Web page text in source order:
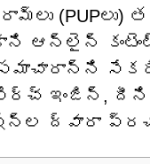
(PUPలు)
ఆన్‌లైన్
సెర్చ్ ఇంజిన్,
ద్వారా